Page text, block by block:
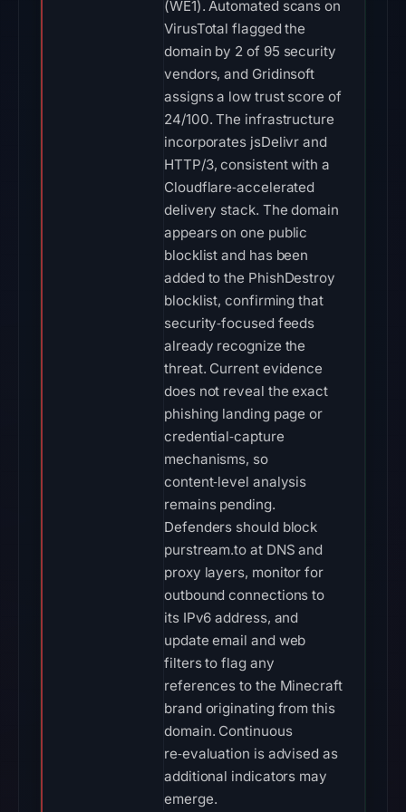
(WE1). Automated scans on
VirusTotal flagged the
domain by 2 of 95 security
vendors, and Gridinsoft
assigns a low trust score of
24/100. The infrastructure
incorporates jsDelivr and
HTTP/3, consistent with a
Cloudflare‑accelerated
delivery stack. The domain
appears on one public
blocklist and has been
added to the PhishDestroy
blocklist, confirming that
security‑focused feeds
already recognize the
threat. Current evidence
does not reveal the exact
phishing landing page or
credential‑capture
mechanisms, so
content‑level analysis
remains pending.
Defenders should block
purstream.to at DNS and
proxy layers, monitor for
outbound connections to
its IPv6 address, and
update email and web
filters to flag any
references to the Minecraft
brand originating from this
domain. Continuous
re‑evaluation is advised as
additional indicators may
emerge.